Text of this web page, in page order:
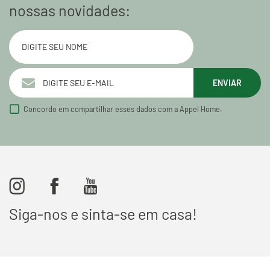
nossas novidades:
ENVIAR
Concordo em compartilhar esses dados com a Appel Home.
Siga-nos e sinta-se em casa!